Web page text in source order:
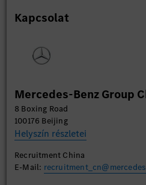
Kapcsolat
Mercedes-Benz Group
8 Boxing Road
100176 Beijing
Helyszín részletei
Recruitment China
E-Mail: